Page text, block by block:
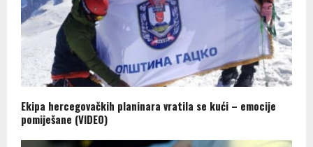
Ekipa hercegovačkih planinara vratila se kući – emocije
pomiješane (VIDEO)